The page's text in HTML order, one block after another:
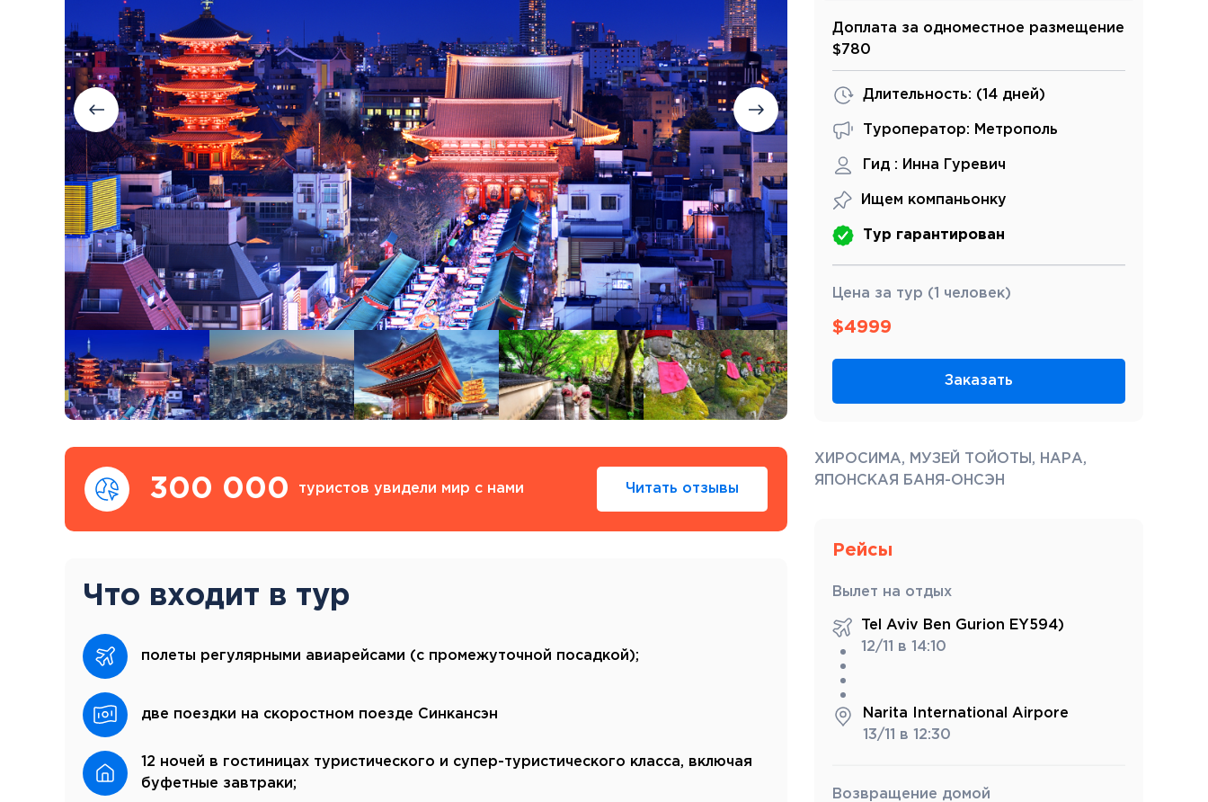
Германия
Грузия
Дания
Ирландия
Исландия
Испания
Смотреть все
Смотреть все
Болгария
Велинград
Грузия
Боржоми
Израиль
Ирландия
Исландия
Испания
Италия
Канада
Карибы
Кипр
Латвия
Литва
Мадейра
Мальта
Норвегия
Польша
Португалия
Сардиния
Сицилия
Словакия
Тенерифе
Полярный Круг
300 000 туристов увидели мир с нами Читать отзывы
Что входит в тур
полеты регулярными авиарейсами (с промежуточной посадкой);
две поездки на скоростном поезде Синкансэн
12 ночей в гостиницах туристического и супер-туристического класса, включая
буфетные завтраки;
Доплата за одноместное размещение
$780
Длительность: (14 дней)
Туроператор: Метрополь
Гид : Инна Гуревич
Ищем компаньонку
Тур гарантирован
Цена за тур (1 человек)
$4999
Заказать
ХИРОСИМА, МУЗЕЙ ТОЙОТЫ, НАРА,
ЯПОНСКАЯ БАНЯ-ОНСЭН
Рейсы
Вылет на отдых
Tel Aviv Ben Gurion EY594)
12/11 в 14:10
Narita International Airporе
13/11 в 12:30
Возвращение домой